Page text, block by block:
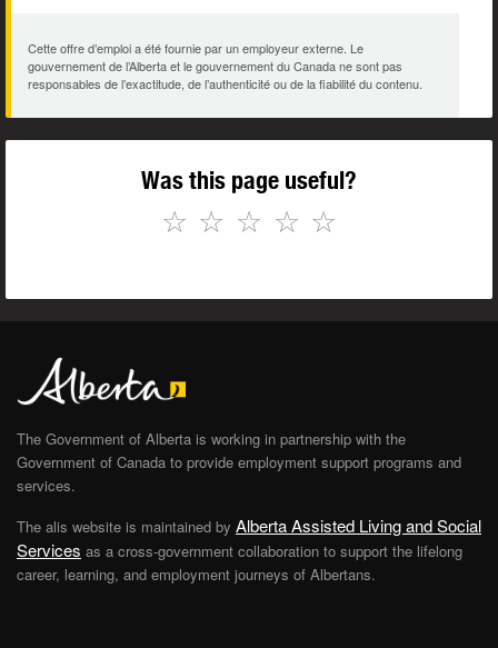
Cette offre d’emploi a été fournie par un employeur externe. Le
gouvernement de l’Alberta et le gouvernement du Canada ne sont pas
responsables de l’exactitude, de l’authenticité ou de la fiabilité du contenu.
Was this page useful?
☆
☆
☆
☆
☆
The Government of Alberta is working in partnership with the
Government of Canada to provide employment support programs and
services.
The alis website is maintained by Alberta Assisted Living and Social
Services as a cross-government collaboration to support the lifelong
career, learning, and employment journeys of Albertans.